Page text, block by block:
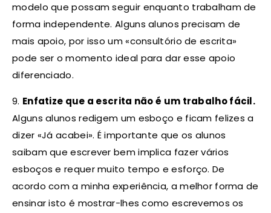
modelo que possam seguir enquanto trabalham de
forma independente. Alguns alunos precisam de
mais apoio, por isso um «consultório de escrita»
pode ser o momento ideal para dar esse apoio
diferenciado.
9. Enfatize que a escrita não é um trabalho fácil.
Alguns alunos redigem um esboço e ficam felizes a
dizer «Já acabei». É importante que os alunos
saibam que escrever bem implica fazer vários
esboços e requer muito tempo e esforço. De
acordo com a minha experiência, a melhor forma de
ensinar isto é mostrar-lhes como escrevemos os